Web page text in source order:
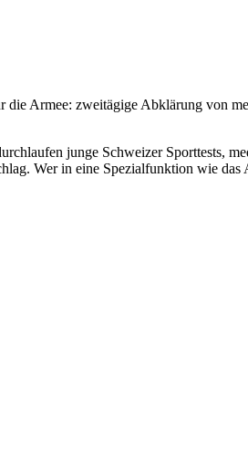
die Armee: zweitägige Abklärung von
junge Schweizer Sporttests,
Wer in eine Spezialfunktion wie